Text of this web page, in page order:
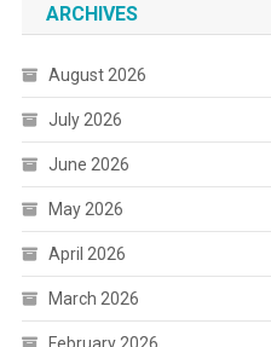
ARCHIVES
August 2026
July 2026
June 2026
May 2026
April 2026
March 2026
February 2026